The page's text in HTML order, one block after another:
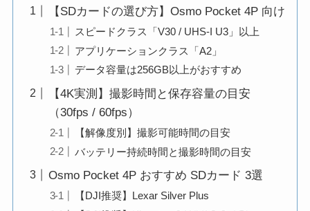
【SDカードの選び方】Osmo Pocket 4P 向け
スピードクラス「V30 / UHS-I U3」以上
アプリケーションクラス「A2」
データ容量は256GB以上がおすすめ
【4K実測】撮影時間と保存容量の目安
（30fps / 60fps）
【解像度別】撮影可能時間の目安
バッテリー持続時間と撮影時間の目安
Osmo Pocket 4P おすすめ SDカード 3選
【DJI推奨】Lexar Silver Plus